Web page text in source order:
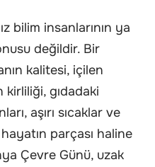
bilim insanlarının ya
değildir. Bir
kalitesi, içilen
gıdadaki
aşırı sıcaklar ve
parçası haline
Çevre Günü, uzak